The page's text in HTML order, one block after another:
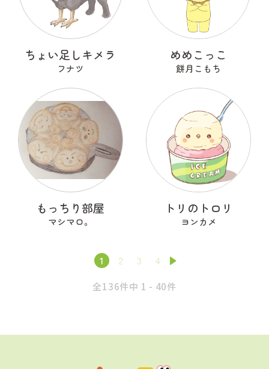
ちょい足しキメラ
フナツ
めめこっこ
餅月こもち
もっちり部屋
マシマロ。
トリのトロリ
ヨンカメ
1 2 3 4
全136件中 1 - 40件